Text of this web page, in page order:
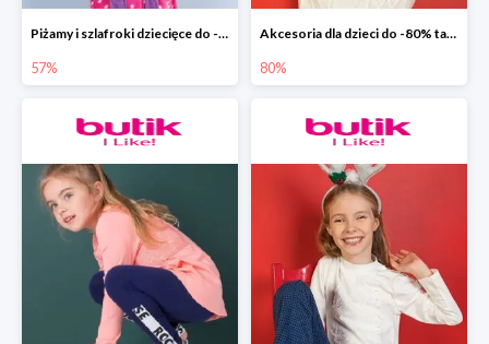
Piżamy i szlafroki dziecięce do -57% w ebutik.pl
57%
Akcesoria dla dzieci do -80% tanie w ebutik.pl
80%